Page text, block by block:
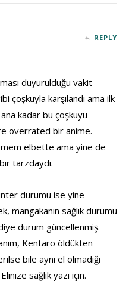
REPLY
duyurulduğu vakit
çoşkuyla karşılandı ama ilk
kadar bu çoşkuyu
overrated bir anime.
elbette ama yine de
tarzdaydı.
durumu ise yine
mangakanın sağlık durumu
durum güncellenmiş.
Kentaro öldükten
bile aynı el olmadığı
sağlık yazı için.